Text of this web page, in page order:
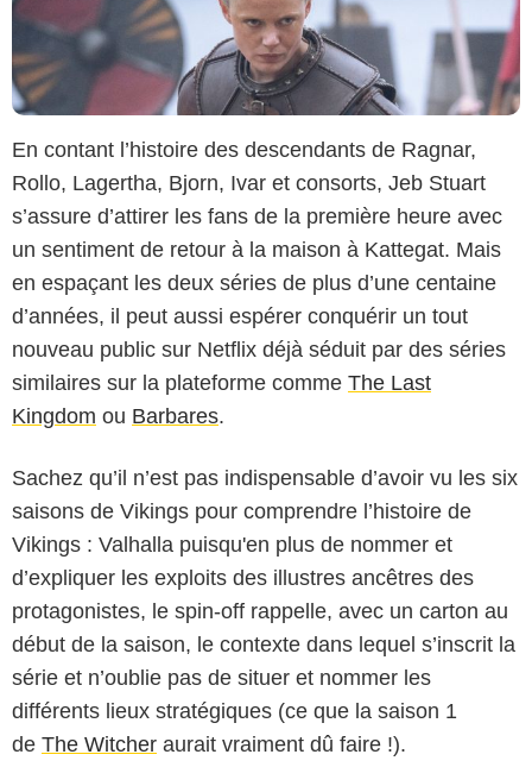
En contant l’histoire des descendants de Ragnar,
Rollo, Lagertha, Bjorn, Ivar et consorts, Jeb Stuart
s’assure d’attirer les fans de la première heure avec
un sentiment de retour à la maison à Kattegat. Mais
en espaçant les deux séries de plus d’une centaine
d’années, il peut aussi espérer conquérir un tout
nouveau public sur Netflix déjà séduit par des séries
similaires sur la plateforme comme The Last
Kingdom ou Barbares.
Sachez qu’il n’est pas indispensable d’avoir vu les six
saisons de Vikings pour comprendre l’histoire de
Vikings : Valhalla puisqu'en plus de nommer et
d’expliquer les exploits des illustres ancêtres des
protagonistes, le spin-off rappelle, avec un carton au
début de la saison, le contexte dans lequel s’inscrit la
série et n’oublie pas de situer et nommer les
différents lieux stratégiques (ce que la saison 1
de The Witcher aurait vraiment dû faire !).